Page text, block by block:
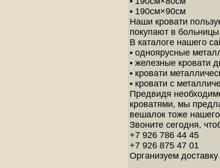
• 190см×90см
Наши кровати
покупают в
В каталоге нашего
• одноярусные
• железные кровати
• кровати
• кровати с
Предвидя
кроватями, мы
вешалок тоже
Звоните сегодня,
+7 926 786 44 45
+7 926 875 47 01
Организуем